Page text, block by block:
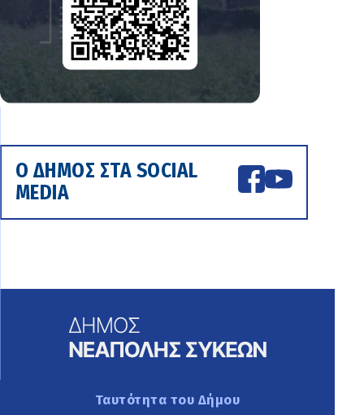
Ο ΔΗΜΟΣ ΣΤΑ SOCIAL
MEDIA
Ταυτότητα του Δήμου